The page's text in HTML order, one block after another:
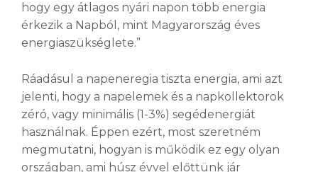
hogy egy átlagos nyári napon több energia
érkezik a Napból, mint Magyarország éves
energiaszükséglete.”
Ráadásul a napeneregia tiszta energia, ami azt
jelenti, hogy a napelemek és a napkollektorok
zéró, vagy minimális (1-3%) segédenergiát
használnak. Éppen ezért, most szeretném
megmutatni, hogyan is működik ez egy olyan
országban, ami húsz évvel előttünk jár